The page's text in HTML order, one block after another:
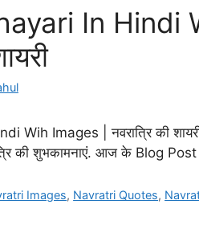
In Hindi
Wih Images | नवरात्रि की शायरी
की शुभकामनाएं. आज के Blog
Images, Navratri Quotes,